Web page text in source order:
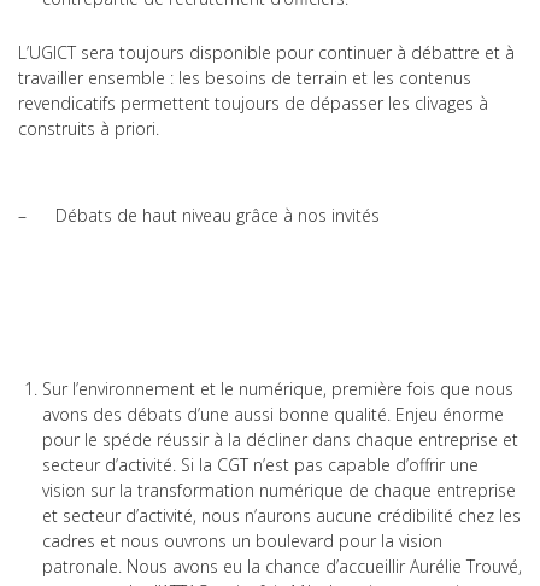
L’UGICT sera toujours disponible pour continuer à débattre et à
travailler ensemble : les besoins de terrain et les contenus
revendicatifs permettent toujours de dépasser les clivages à
construits à priori.
– Débats de haut niveau grâce à nos invités
Sur l’environnement et le numérique, première fois que nous
avons des débats d’une aussi bonne qualité. Enjeu énorme
pour le spéde réussir à la décliner dans chaque entreprise et
secteur d’activité. Si la CGT n’est pas capable d’offrir une
vision sur la transformation numérique de chaque entreprise
et secteur d’activité, nous n’aurons aucune crédibilité chez les
cadres et nous ouvrons un boulevard pour la vision
patronale. Nous avons eu la chance d’accueillir Aurélie Trouvé,